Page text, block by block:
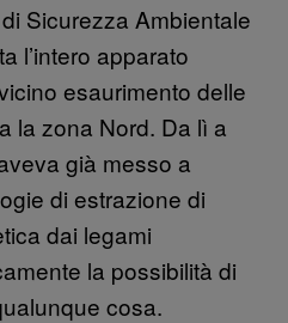
Sicurezza Ambientale
l’intero apparato
esaurimento delle
la zona Nord. Da lì a
già messo a
di estrazione di
dai legami
la possibilità di
cosa.